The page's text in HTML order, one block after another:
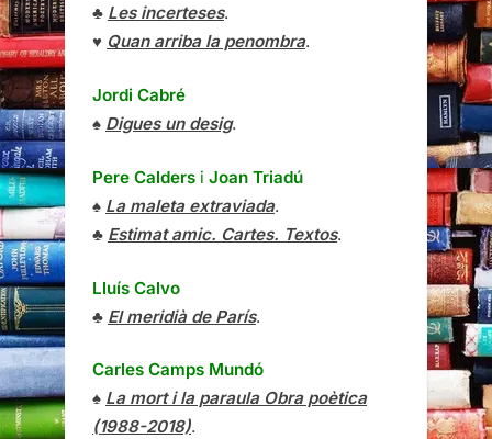
♣ Les incerteses.
♥ Quan arriba la penombra.
Jordi Cabré
♠ Digues un desig.
Pere Calders i Joan Triadú
♠ La maleta extraviada.
♣ Estimat amic. Cartes. Textos.
Lluís Calvo
♣ El meridià de París.
Carles Camps Mundó
♠ La mort i la paraula Obra poètica
(1988-2018).